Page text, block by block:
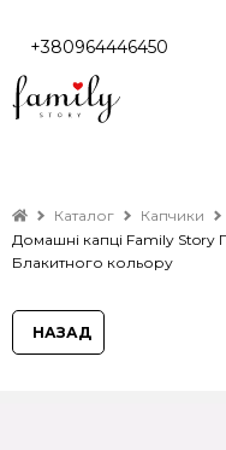
+380964446450
Каталог Капчики
Домашні капці Family Story
Блакитного кольору
НАЗАД